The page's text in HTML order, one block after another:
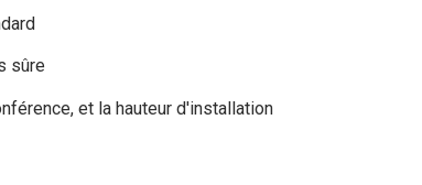
sûre
et la hauteur d'installation